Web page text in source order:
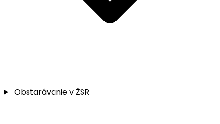
Obstarávanie v ŽSR